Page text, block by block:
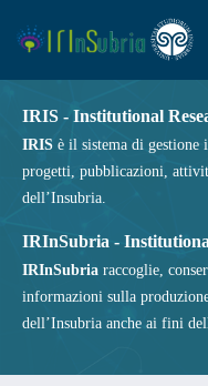
IRIS - Institutional
IRIS è il sistema di gestione
progetti, pubblicazioni,
dell’Insubria.
IRInSubria -
IRInSubria raccoglie,
informazioni sulla
dell’Insubria anche ai fini